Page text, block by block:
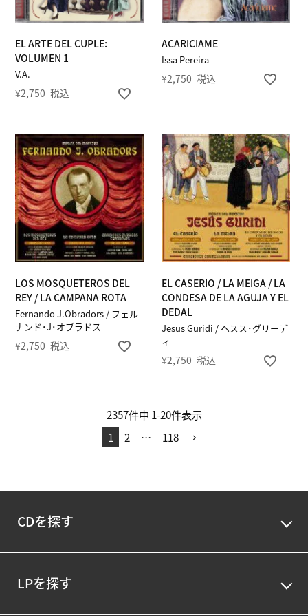
V.A.
EL ARTE DEL CUPLE:
VOLUMEN 1
¥2,750 税込
Issa Pereira
ACARICIAME
¥2,750 税込
Fernando J.Obradors / フェル
ナンド･J･オブラドス
LOS MOSQUETEROS DEL
REY / LA CAMPANA ROTA
¥2,750 税込
Jesus Guridi / ヘスス･グリーデ
ィ
EL CASERIO / LA MEIGA / LA
CONDESA DE LA AGUJA Y EL
DEDAL
¥2,750 税込
2357件中 1-20件表示
1
2 … 118
CDを探す
LPを探す